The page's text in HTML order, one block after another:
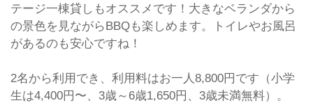
テージ一棟貸しもオススメです！大きなベランダから
の景色を見ながらBBQも楽しめます。トイレやお風呂
があるのも安心ですね！
2名から利用でき、利用料はお一人8,800円です（小学
生は4,400円〜、3歳～6歳1,650円、3歳未満無料）。